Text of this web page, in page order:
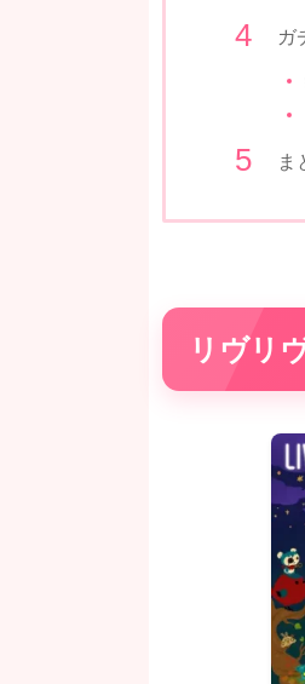
ガ
ま
リヴリ